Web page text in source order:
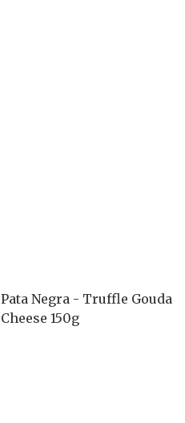
Pata Negra - Truffle Gouda
Cheese 150g